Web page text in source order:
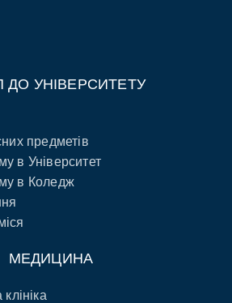
ДО УНІВЕРСИТЕТУ
предметів
в Університет
в Коледж
МЕДИЦИНА